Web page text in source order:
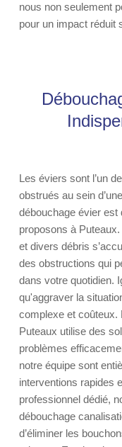
nous non seulement
pour un impact réduit
Les éviers sont l’un
obstrués au sein
débouchage évier est
proposons à
et divers débris
des obstructions qui
dans votre quotidien.
qu'aggraver la
complexe et coûteux.
Puteaux utilise des
problèmes
notre équipe sont
interventions rapides
professionnel dédié,
débouchage
d’éliminer les